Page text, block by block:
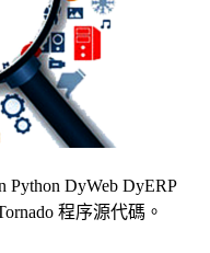
DyWeb DyERP
程序源代碼。